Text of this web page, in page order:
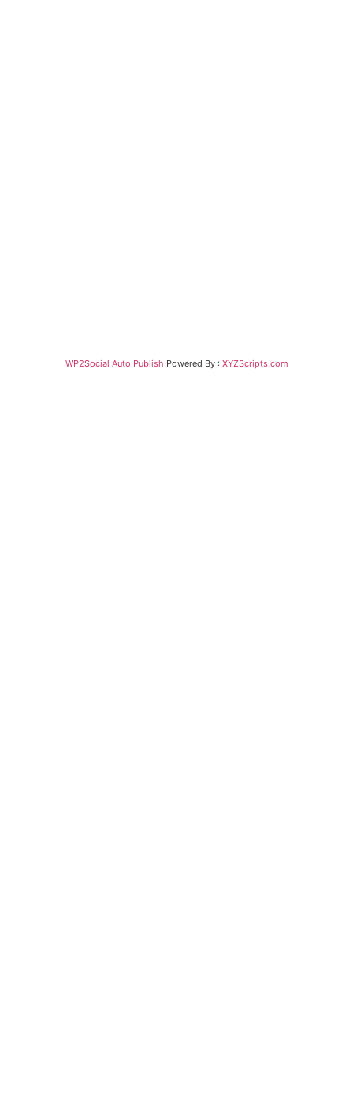
WP2Social Auto Publish Powered By : XYZScripts.com